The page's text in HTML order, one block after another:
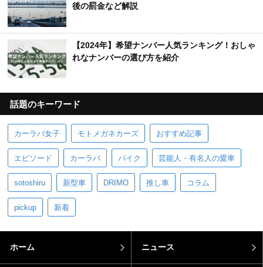
後の罰金など解説
【2024年】希望ナンバー人気ランキング！おしゃ
れなナンバーの選び方を紹介
話題のキーワード
カーラバ女子 モトメガネカーズ おすすめ記事
エピソード カーラバ バイク 芸能人・有名人の愛車
sotoshiru 新型車 DRIMO 推し車 コラム
pickup 新着
ホーム ニュース